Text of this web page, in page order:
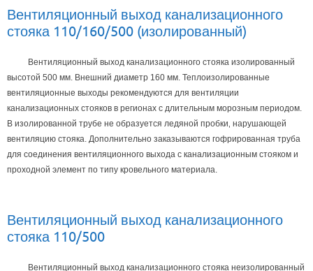
Вентиляционный выход канализационного
стояка 110/160/500 (изолированный)
Вентиляционный выход канализационного стояка изолированный
высотой 500 мм. Внешний диаметр 160 мм. Теплоизолированные
вентиляционные выходы рекомендуются для вентиляции
канализационных стояков в регионах с длительным морозным периодом.
В изолированной трубе не образуется ледяной пробки‚ нарушающей
вентиляцию стояка. Дополнительно заказываются гофрированная труба
для соединения вентиляционного выхода с канализационным стояком и
проходной элемент по типу кровельного материала.
Вентиляционный выход канализационного
стояка 110/500
Вентиляционный выход канализационного стояка неизолированный